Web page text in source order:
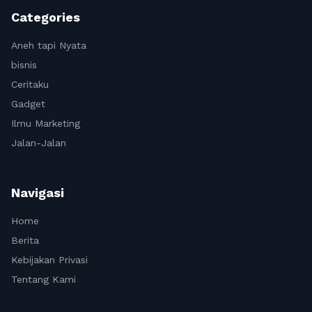
Categories
Aneh tapi Nyata
bisnis
Ceritaku
Gadget
Ilmu Marketing
Jalan-Jalan
Navigasi
Home
Berita
Kebijakan Privasi
Tentang Kami